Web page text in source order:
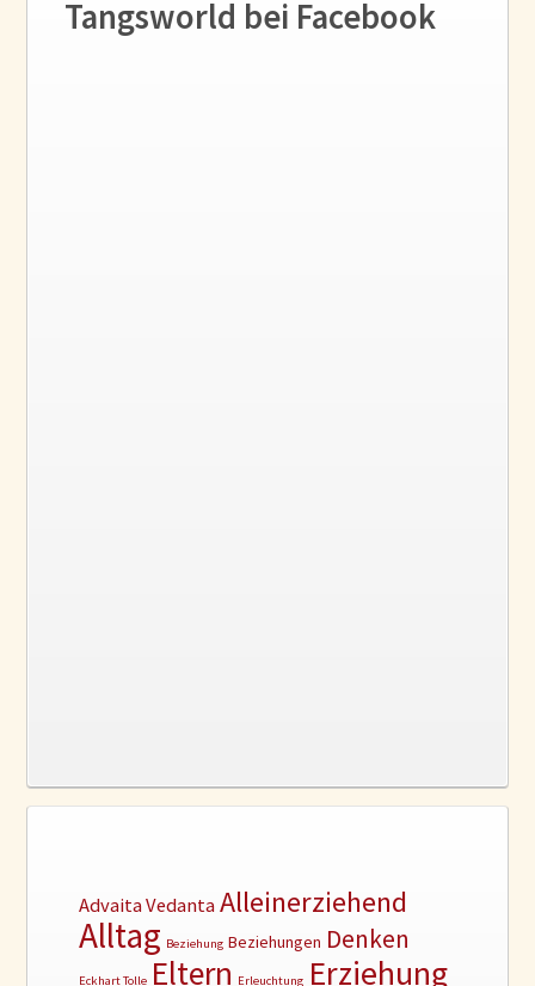
Tangsworld bei Facebook
Advaita Vedanta Alleinerziehend
Alltag Beziehung Beziehungen Denken
Eckhart Tolle Eltern Erleuchtung Erziehung